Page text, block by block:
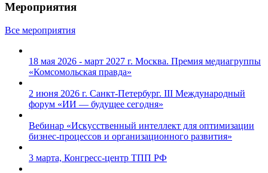
Мероприятия
Все мероприятия
18 мая 2026 - март 2027 г. Москва. Премия медиагруппы
«Комсомольская правда»
2 июня 2026 г. Санкт-Петербург. III Международный
форум «ИИ — будущее сегодня»
Вебинар «Искусственный интеллект для оптимизации
бизнес-процессов и организационного развития»
3 марта, Конгресс-центр ТПП РФ